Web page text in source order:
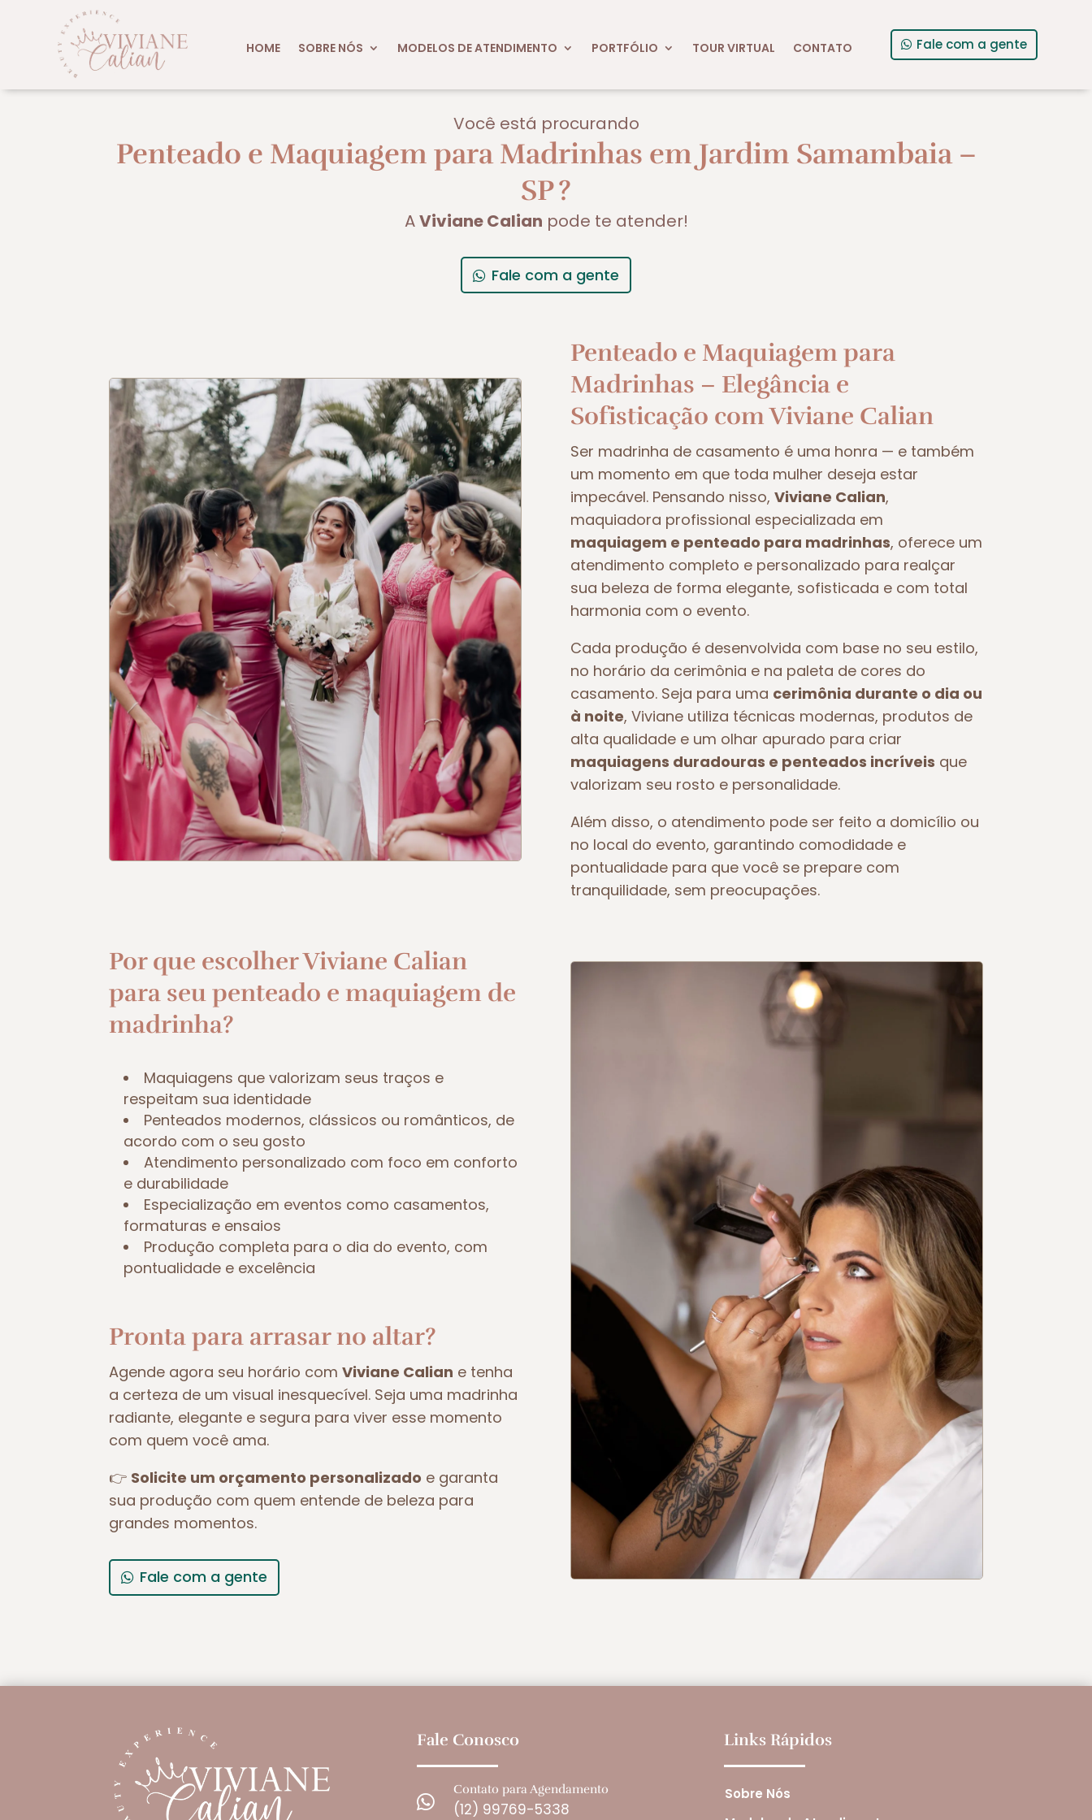
HOME SOBRE NÓS MODELOS DE ATENDIMENTO PORTFÓLIO TOUR VIRTUAL CONTATO Fale com a gente
Você está procurando
Penteado e Maquiagem para Madrinhas em Jardim Samambaia –
SP?
AViviane Calian pode te atender!
Fale com a gente
Penteado e Maquiagem para
Madrinhas – Elegância e
Sofisticação com Viviane Calian
Ser madrinha de casamento é uma honra — e também
um momento em que toda mulher deseja estar
impecável. Pensando nisso, Viviane Calian,
maquiadora profissional especializada em
maquiagem e penteado para madrinhas, oferece um
atendimento completo e personalizado para realçar
sua beleza de forma elegante, sofisticada e com total
harmonia com o evento.
Cada produção é desenvolvida com base no seu estilo,
no horário da cerimônia e na paleta de cores do
casamento. Seja para uma cerimônia durante o dia ou
à noite, Viviane utiliza técnicas modernas, produtos de
alta qualidade e um olhar apurado para criar
maquiagens duradouras e penteados incríveis que
valorizam seu rosto e personalidade.
Além disso, o atendimento pode ser feito a domicílio ou
no local do evento, garantindo comodidade e
pontualidade para que você se prepare com
tranquilidade, sem preocupações.
Por que escolher Viviane Calian
para seu penteado e maquiagem de
madrinha?
Maquiagens que valorizam seus traços e
respeitam sua identidade
Penteados modernos, clássicos ou românticos, de
acordo com o seu gosto
Atendimento personalizado com foco em conforto
e durabilidade
Especialização em eventos como casamentos,
formaturas e ensaios
Produção completa para o dia do evento, com
pontualidade e excelência
Pronta para arrasar no altar?
Agende agora seu horário comViviane Calian e tenha
a certeza de um visual inesquecível. Seja uma madrinha
radiante, elegante e segura para viver esse momento
com quem você ama.
👉 Solicite um orçamento personalizado e garanta
sua produção com quem entende de beleza para
grandes momentos.
Fale com a gente
Fale Conosco

Contato para Agendamento
(12) 99769-5338
Links Rápidos
Sobre Nós